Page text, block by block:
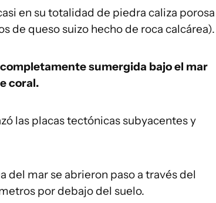
en su totalidad de piedra caliza porosa
de queso suizo hecho de roca calcárea).
sumergida bajo el mar
coral.
las placas tectónicas subyacentes y
del mar se abrieron paso a través del
por debajo del suelo.